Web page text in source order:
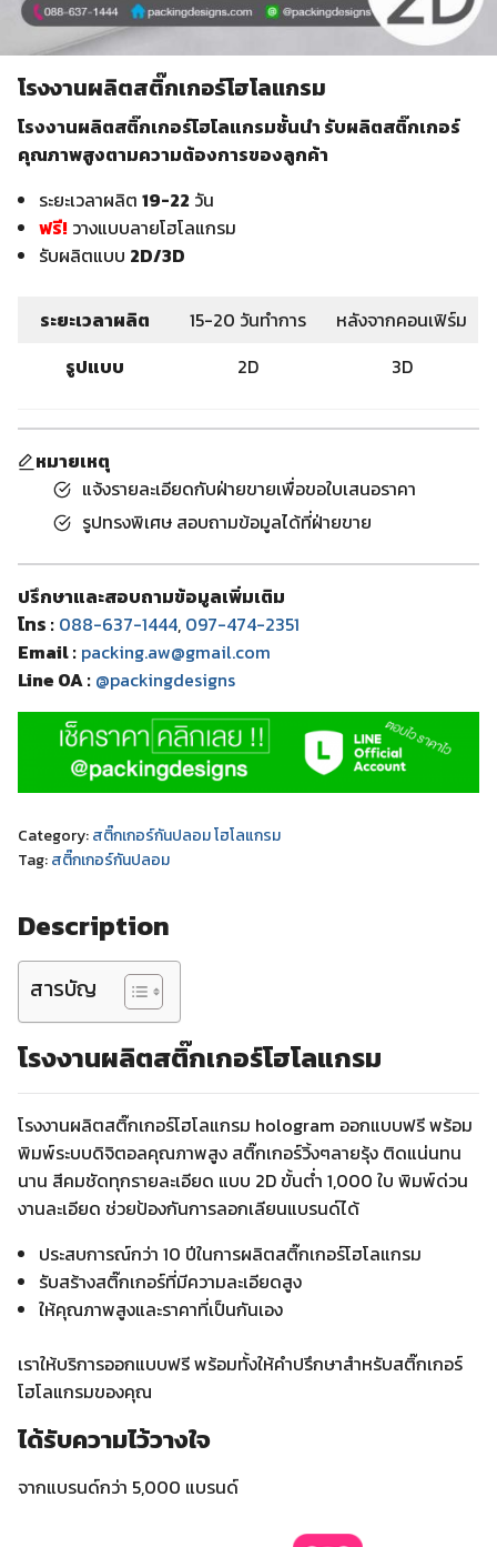
โรงงานผลิตสติ๊กเกอร์โฮโลแกรม
โรงงานผลิตสติ๊กเกอร์โฮโลแกรมชั้นนำ รับผลิตสติ๊กเกอร์
คุณภาพสูงตามความต้องการของลูกค้า
ระยะเวลาผลิต19-22 วัน
ฟรี! วางแบบลายโฮโลแกรม
รับผลิตแบบ 2D/3D
ระยะเวลาผลิต 15-20 วันทำการ
หลังจากคอนเฟิร์ม
รูปแบบ
2D 3D
หมายเหตุ
แจ้งรายละเอียดกับฝ่ายขายเพื่อขอใบเสนอราคา
รูปทรงพิเศษ สอบถามข้อมูลได้ที่ฝ่ายขาย
ปรึกษาและสอบถามข้อมูลเพิ่มเติม
โทร : 088-637-1444, 097-474-2351
Email : packing.aw@gmail.com
Line OA : @packingdesigns
Category:สติ๊กเกอร์กันปลอม โฮโลแกรม
Tag:สติ๊กเกอร์กันปลอม
Description
สารบัญ
โรงงานผลิตสติ๊กเกอร์โฮโลแกรม
โรงงานผลิตสติ๊กเกอร์โฮโลแกรม hologram ออกแบบฟรี พร้อม
พิมพ์ระบบดิจิตอลคุณภาพสูง สติ๊กเกอร์วิ้งๆลายรุ้ง ติดแน่นทน
นาน สีคมชัดทุกรายละเอียด แบบ 2D ขั้นต่ำ 1,000 ใบ พิมพ์ด่วน
งานละเอียด ช่วยป้องกันการลอกเลียนแบรนด์ได้
ประสบการณ์กว่า 10 ปีในการผลิตสติ๊กเกอร์โฮโลแกรม
รับสร้างสติ๊กเกอร์ที่มีความละเอียดสูง
ให้คุณภาพสูงและราคาที่เป็นกันเอง
เราให้บริการออกแบบฟรี พร้อมทั้งให้คำปรึกษาสำหรับสติ๊กเกอร์
โฮโลแกรมของคุณ
ได้รับความไว้วางใจ
จากแบรนด์กว่า 5,000 แบรนด์